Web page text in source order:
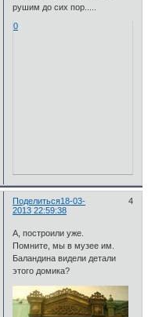
рушим до сих пор.....
0
Поделиться 4
18-03-
2013 22:59:38
А, построили уже.
Помните, мы в музее им.
Баландина видели детали
этого домика?